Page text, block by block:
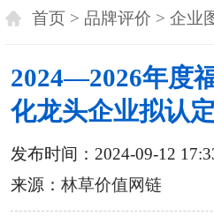
首页 > 品牌评价 > 企业
2024—2026年度
化龙头企业拟认
发布时间：2024-09-12
来源： 林草价值网链